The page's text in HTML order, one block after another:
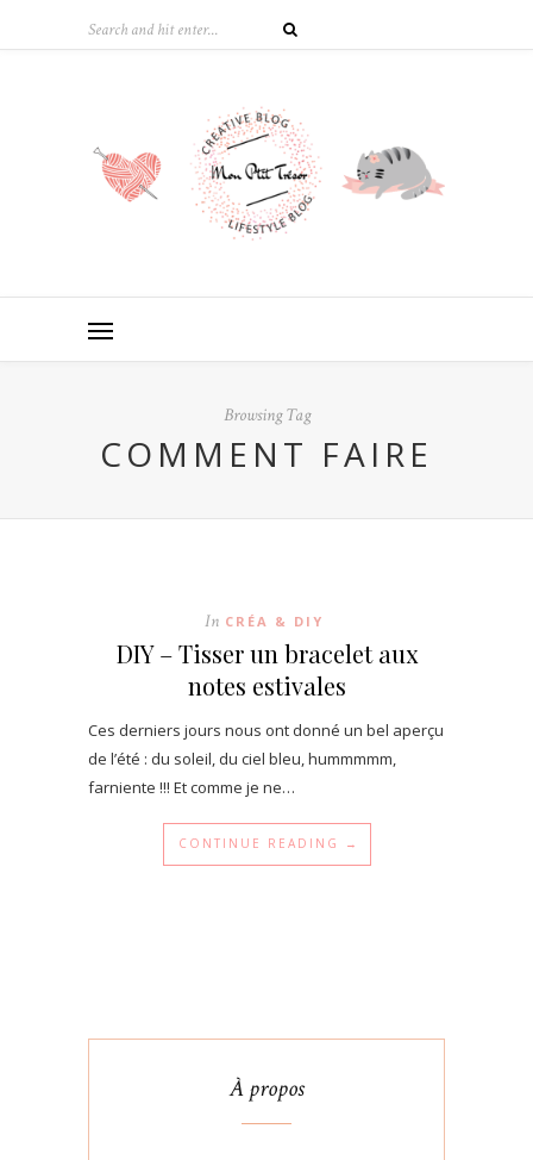
Browsing Tag
COMMENT FAIRE
In CRÉA & DIY
DIY – Tisser un bracelet aux
notes estivales
Ces derniers jours nous ont donné un bel aperçu
de l’été : du soleil, du ciel bleu, hummmmm,
farniente !!! Et comme je ne…
CONTINUE READING →
À propos